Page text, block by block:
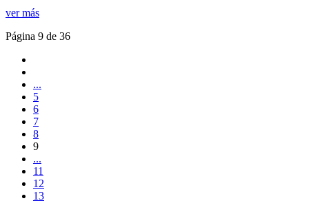
ver más
Página 9 de 36
...
5
6
7
8
9
...
11
12
13